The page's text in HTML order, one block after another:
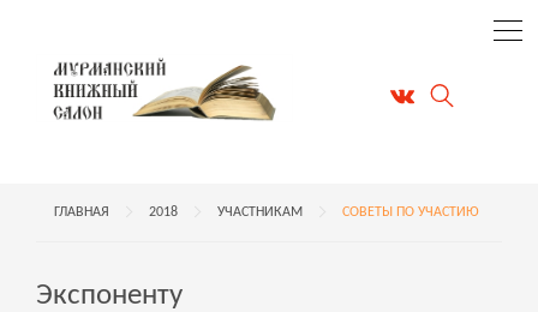
ГЛАВНАЯ 2018 УЧАСТНИКАМ СОВЕТЫ ПО УЧАСТИЮ
Экспоненту